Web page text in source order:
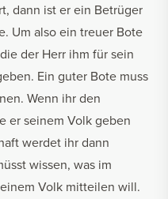
dann ist er ein Betrüger
Um also ein treuer Bote
der Herr ihm für sein
Ein guter Bote muss
Wenn ihr den
er seinem Volk geben
werdet ihr dann
wissen, was im
Volk mitteilen will.